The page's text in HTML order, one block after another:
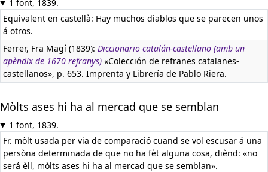
1 font, 1839.
Equivalent en castellà: Hay muchos diablos que se parecen unos
á otros.
Ferrer, Fra Magí (1839): Diccionario catalán-castellano (amb un
apèndix de 1670 refranys) «Colección de refranes catalanes-
castellanos», p. 653. Imprenta y Librería de Pablo Riera.
Mòlts ases hi ha al mercad que se semblan
1 font, 1839.
Fr. mòlt usada per via de comparació cuand se vol escusar á una
persòna determinada de que no ha fèt alguna cosa, diènd: «no
será èll, mòlts ases hi ha al mercad que se semblan».